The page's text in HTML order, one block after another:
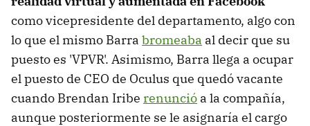
como vicepresidente del departamento, algo con
lo que el mismo Barra bromeaba al decir que su
puesto es 'VPVR'. Asimismo, Barra llega a ocupar
el puesto de CEO de Oculus que quedó vacante
cuando Brendan Iribe renunció a la compañía,
aunque posteriormente se le asignaría el cargo